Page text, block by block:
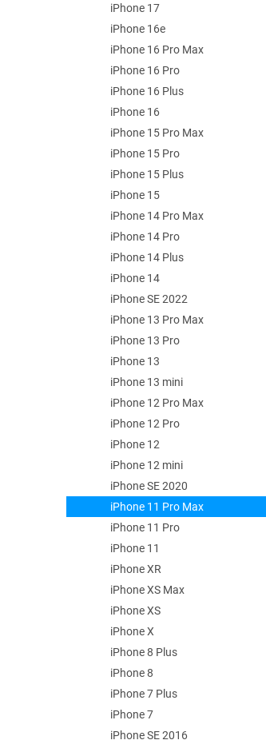
iPhone 17
iPhone 16e
iPhone 16 Pro Max
iPhone 16 Pro
iPhone 16 Plus
iPhone 16
iPhone 15 Pro Max
iPhone 15 Pro
iPhone 15 Plus
iPhone 15
iPhone 14 Pro Max
iPhone 14 Pro
iPhone 14 Plus
iPhone 14
iPhone SE 2022
iPhone 13 Pro Max
iPhone 13 Pro
iPhone 13
iPhone 13 mini
iPhone 12 Pro Max
iPhone 12 Pro
iPhone 12
iPhone 12 mini
iPhone SE 2020
iPhone 11 Pro Max
iPhone 11 Pro
iPhone 11
iPhone XR
iPhone XS Max
iPhone XS
iPhone X
iPhone 8 Plus
iPhone 8
iPhone 7 Plus
iPhone 7
iPhone SE 2016